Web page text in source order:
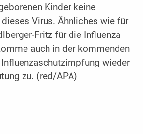
Kinder keine
dieses Virus. Ähnliches wie für
Fritz für die Influenza
auch in der kommenden
wieder
zu. (red/APA)